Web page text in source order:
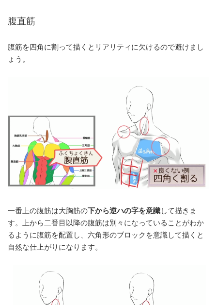
腹直筋
腹筋を四角に割って描くとリアリティに欠けるので避けまし
ょう。
一番上の腹筋は大胸筋の下から逆ハの字を意識して描きま
す。上から二番目以降の腹筋は別々になっていることがわか
るように腹筋を配置し、六角形のブロックを意識して描くと
自然な仕上がりになります。